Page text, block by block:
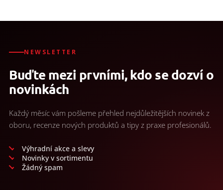
NEWSLETTER
Buďte mezi prvními, kdo se dozví o
novinkách
Každý měsíc vám pošleme přehled nejdůležitějších novinek z
oboru, recenze nových produktů a tipy z praxe profesionálů.
Výhradní akce a slevy
Novinky v sortimentu
Žádný spam